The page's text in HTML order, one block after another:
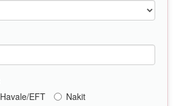
Havale/EFT
Nakit